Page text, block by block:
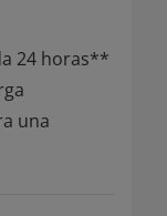
24 horas**
una